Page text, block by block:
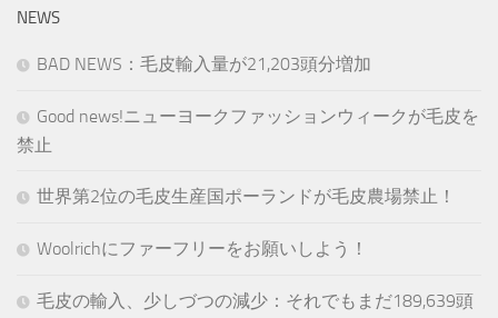
NEWS
BAD NEWS：毛皮輸入量が21,203頭分増加
Good news!ニューヨークファッションウィークが毛皮を
禁止
世界第2位の毛皮生産国ポーランドが毛皮農場禁止！
Woolrichにファーフリーをお願いしよう！
毛皮の輸入、少しづつの減少：それでもまだ189,639頭